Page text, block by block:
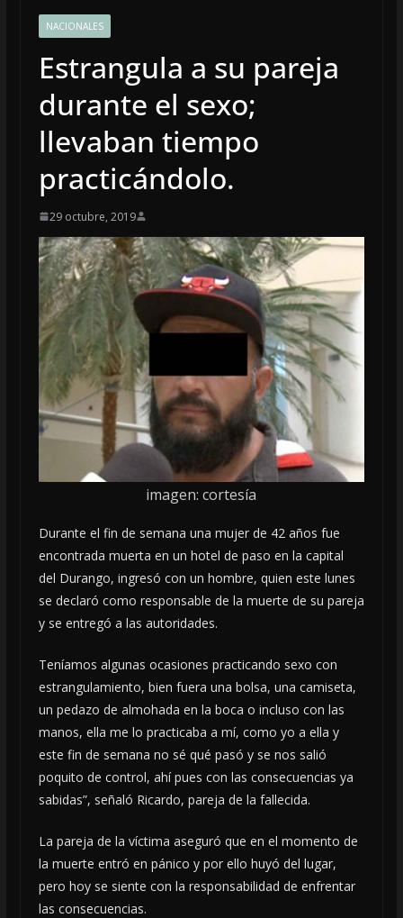
NACIONALES
Estrangula a su pareja
durante el sexo;
llevaban tiempo
practicándolo.
29 octubre, 2019
imagen: cortesía
Durante el fin de semana una mujer de 42 años fue
encontrada muerta en un hotel de paso en la capital
del Durango, ingresó con un hombre, quien este lunes
se declaró como responsable de la muerte de su pareja
y se entregó a las autoridades.
Teníamos algunas ocasiones practicando sexo con
estrangulamiento, bien fuera una bolsa, una camiseta,
un pedazo de almohada en la boca o incluso con las
manos, ella me lo practicaba a mí, como yo a ella y
este fin de semana no sé qué pasó y se nos salió
poquito de control, ahí pues con las consecuencias ya
sabidas”, señaló Ricardo, pareja de la fallecida.
La pareja de la víctima aseguró que en el momento de
la muerte entró en pánico y por ello huyó del lugar,
pero hoy se siente con la responsabilidad de enfrentar
las consecuencias.